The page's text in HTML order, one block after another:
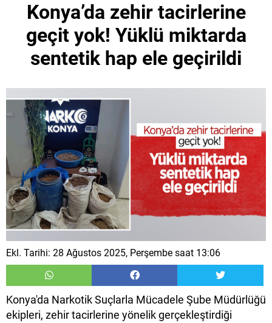
Konya’da zehir tacirlerine
geçit yok! Yüklü miktarda
sentetik hap ele geçirildi
Ekl. Tarihi: 28 Ağustos 2025, Perşembe saat 13:06
Konya'da Narkotik Suçlarla Mücadele Şube Müdürlüğü
ekipleri, zehir tacirlerine yönelik gerçekleştirdiği